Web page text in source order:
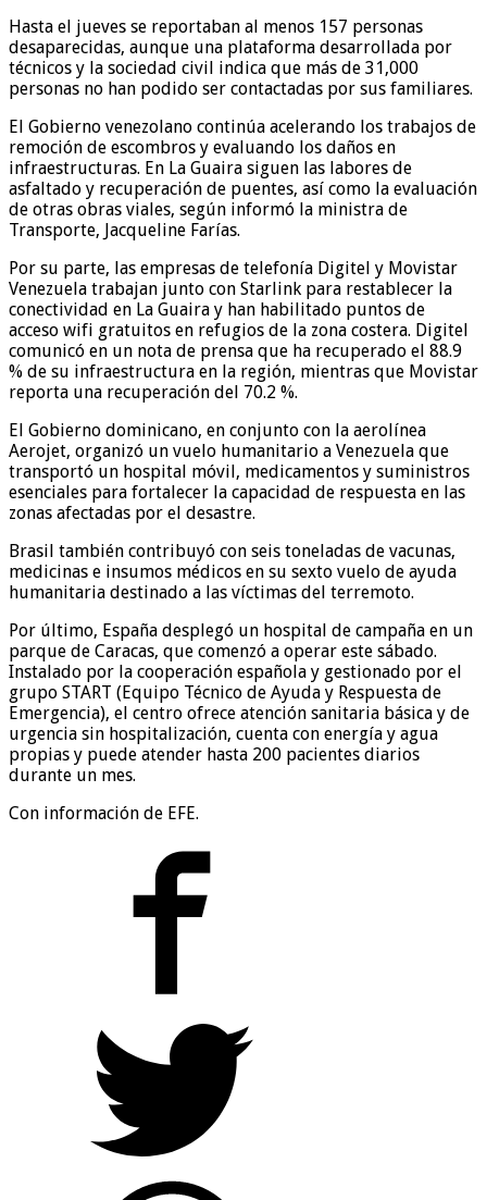
Hasta el jueves se reportaban al menos 157 personas
desaparecidas, aunque una plataforma desarrollada por
técnicos y la sociedad civil indica que más de 31,000
personas no han podido ser contactadas por sus familiares.
El Gobierno venezolano continúa acelerando los trabajos de
remoción de escombros y evaluando los daños en
infraestructuras. En La Guaira siguen las labores de
asfaltado y recuperación de puentes, así como la evaluación
de otras obras viales, según informó la ministra de
Transporte, Jacqueline Farías.
Por su parte, las empresas de telefonía Digitel y Movistar
Venezuela trabajan junto con Starlink para restablecer la
conectividad en La Guaira y han habilitado puntos de
acceso wifi gratuitos en refugios de la zona costera. Digitel
comunicó en un nota de prensa que ha recuperado el 88.9
% de su infraestructura en la región, mientras que Movistar
reporta una recuperación del 70.2 %.
El Gobierno dominicano, en conjunto con la aerolínea
Aerojet, organizó un vuelo humanitario a Venezuela que
transportó un hospital móvil, medicamentos y suministros
esenciales para fortalecer la capacidad de respuesta en las
zonas afectadas por el desastre.
Brasil también contribuyó con seis toneladas de vacunas,
medicinas e insumos médicos en su sexto vuelo de ayuda
humanitaria destinado a las víctimas del terremoto.
Por último, España desplegó un hospital de campaña en un
parque de Caracas, que comenzó a operar este sábado.
Instalado por la cooperación española y gestionado por el
grupo START (Equipo Técnico de Ayuda y Respuesta de
Emergencia), el centro ofrece atención sanitaria básica y de
urgencia sin hospitalización, cuenta con energía y agua
propias y puede atender hasta 200 pacientes diarios
durante un mes.
Con información de EFE.